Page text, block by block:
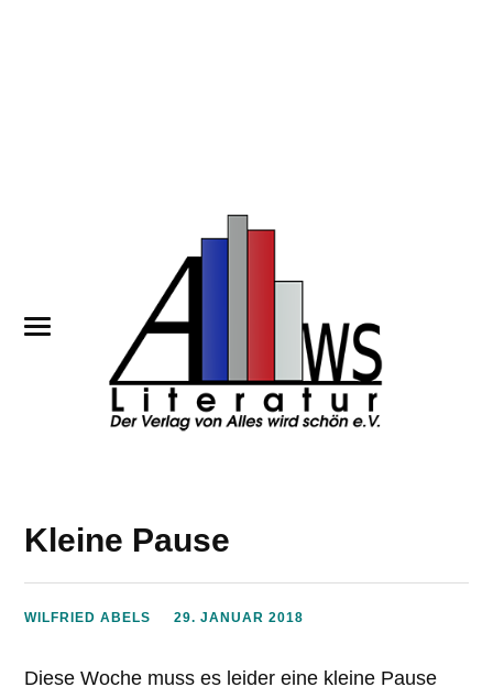
Kleine Pause
WILFRIED ABELS 29. JANUAR 2018
Diese Woche muss es leider eine kleine Pause